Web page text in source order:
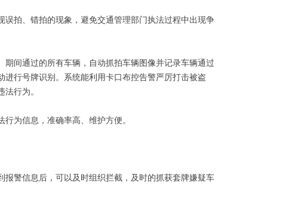
拍、错拍的现象，避免交通管理部门执法过程中出现争
间通过的所有车辆，自动抓拍车辆图像并记录车辆通过
行号牌识别。系统能利用卡口布控告警严厉打击被盗
行为。
为信息，准确率高、维护方便。
警信息后，可以及时组织拦截，及时的抓获套牌嫌疑车